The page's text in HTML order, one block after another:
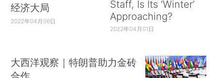
经济大局
2022年04月06日
Staff, Is Its ‘Winter’
Approaching?
2022年04月01日
大西洋观察｜特朗普助力金砖